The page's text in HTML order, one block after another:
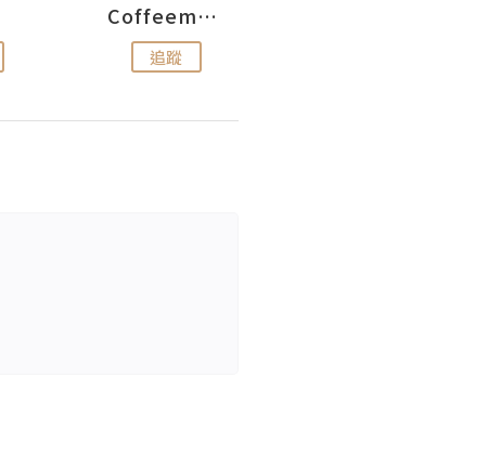
Coffeemeetjojo
追蹤